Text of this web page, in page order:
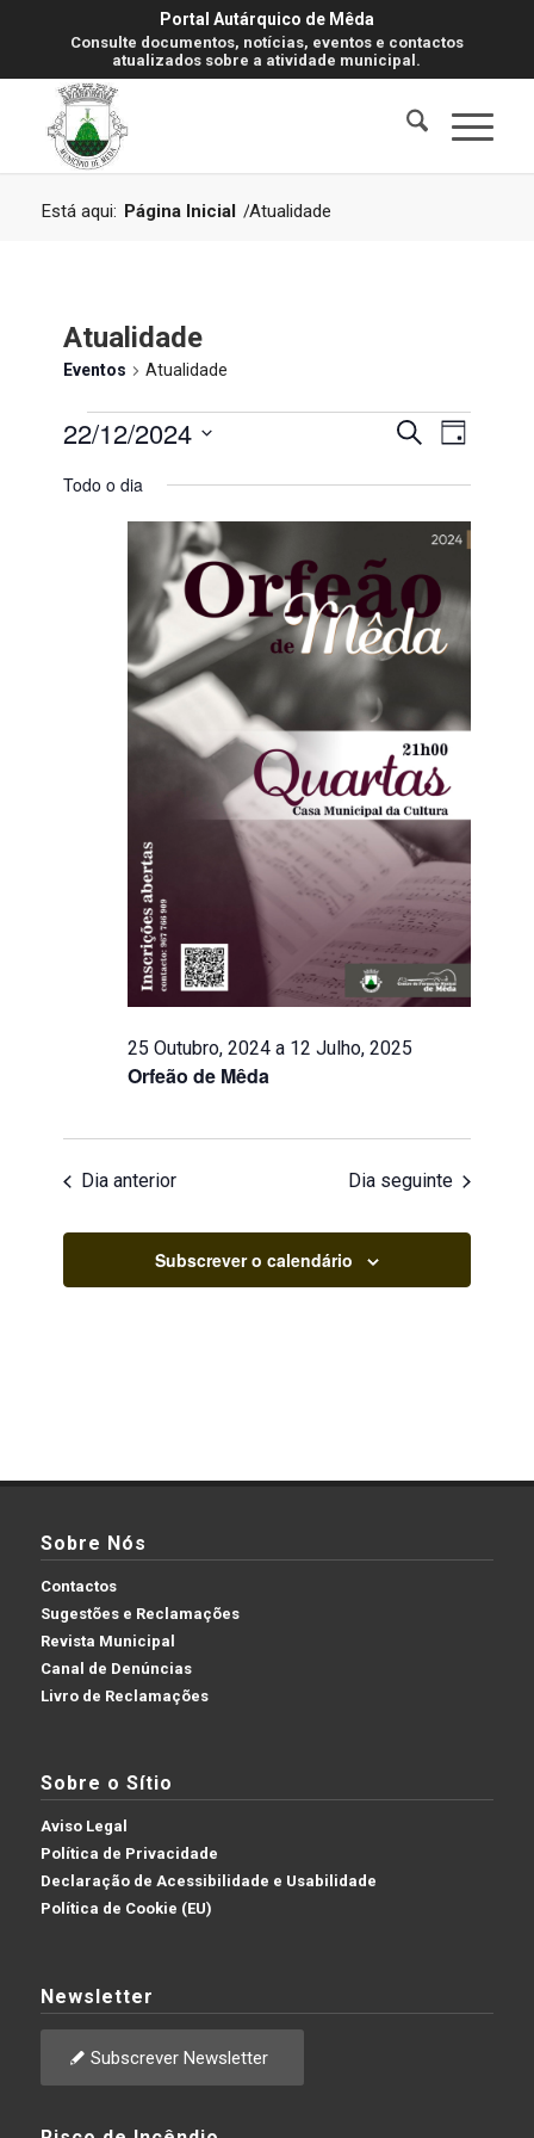
Portal Autárquico de Mêda
Consulte documentos, notícias, eventos e contactos
atualizados sobre a atividade municipal.
Está aqui: Página Inicial /Atualidade
Atualidade
Eventos Atualidade
Eventos
22
Dezembro,
de
Eventos
Pesquisar
de
de
Dia
22/12/2024
a
Todo o dia
Orfeão de Mêda
25 Outubro, 2024 a 12 Julho, 2025
Dia anterior Dia seguinte
Subscrever o calendário
Sobre Nós
Contactos
Sugestões e Reclamações
Revista Municipal
Canal de Denúncias
Livro de Reclamações
Sobre o Sítio
Aviso Legal
Política de Privacidade
Declaração de Acessibilidade e Usabilidade
Política de Cookie (EU)
Newsletter
Subscrever Newsletter